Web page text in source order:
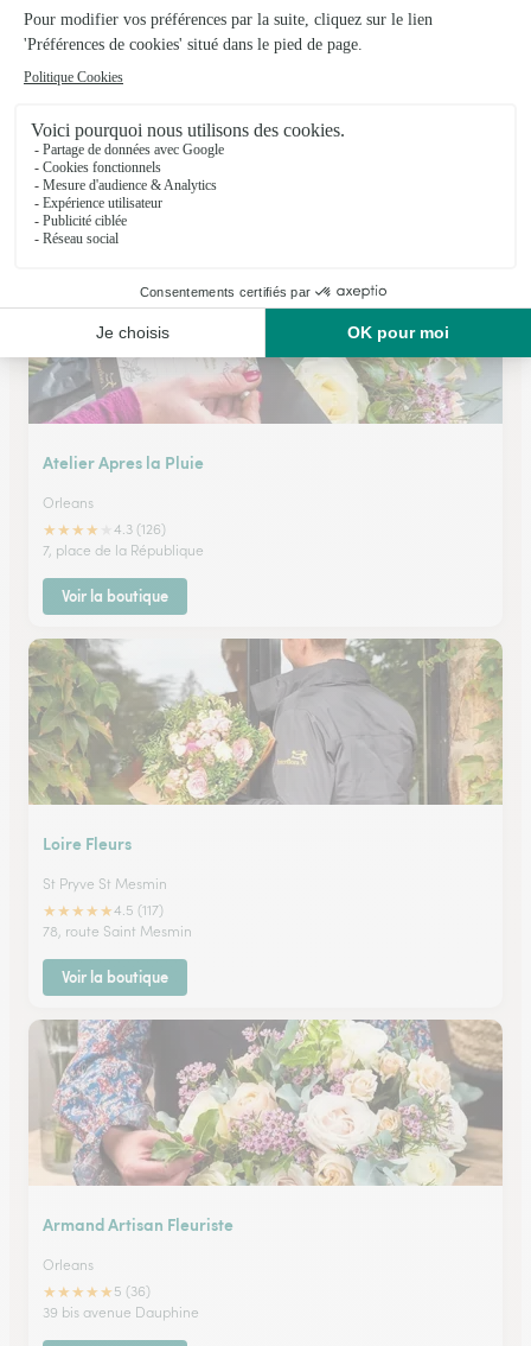
Le Jardin du Pere Morin
Orleans
★★★★★4.5 (36)
136, rue fbg Saint Vincent
Voir la boutique
Atelier Apres la Pluie
Orleans
★★★★
4.3 (126)
7, place de la République
Voir la boutique
Loire Fleurs
St Pryve St Mesmin
★★★★★4.5 (117)
78, route Saint Mesmin
Voir la boutique
Armand Artisan Fleuriste
Orleans
★★★★★ 5 (36)
39 bis avenue Dauphine